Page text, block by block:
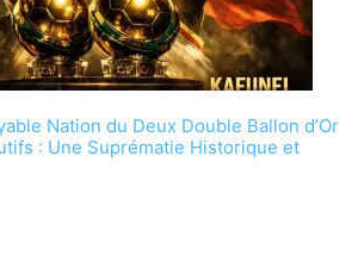
Nation du Deux Double Ballon d’Or
: Une Suprématie Historique et